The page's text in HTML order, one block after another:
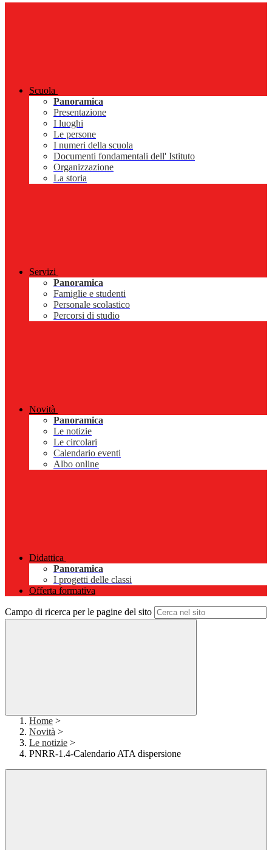
Scuola
Panoramica
Presentazione
I luoghi
Le persone
I numeri della scuola
Documenti fondamentali dell' Istituto
Organizzazione
La storia
Servizi
Panoramica
Famiglie e studenti
Personale scolastico
Percorsi di studio
Novità
Panoramica
Le notizie
Le circolari
Calendario eventi
Albo online
Didattica
Panoramica
I progetti delle classi
Offerta formativa
Campo di ricerca per le pagine del sito
Home >
Novità >
Le notizie >
PNRR-1.4-Calendario ATA dispersione